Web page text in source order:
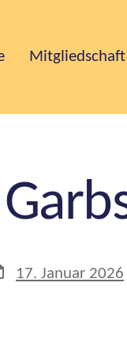
Mitgliedschaft
17. Januar 2026